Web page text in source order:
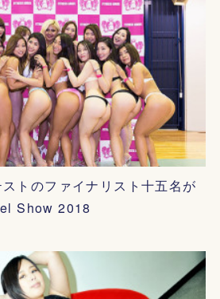
トのファイナリスト十五名が
Show 2018